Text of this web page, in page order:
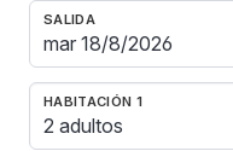
SALIDA
HABITACIÓN 1
2 adultos